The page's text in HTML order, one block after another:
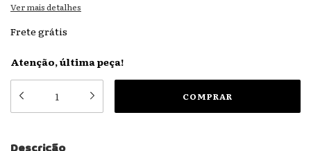
Ver mais detalhes
Frete grátis
Atenção, última peça!